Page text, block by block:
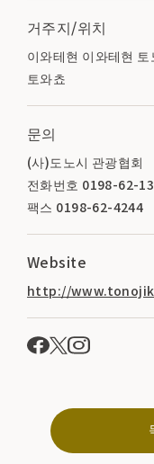
거주지/위치
이와테현 이와테현
토와쵸
문의
(사)도노시 관광협회
전화번호 0198-62-
팩스 0198-62-4244
Website
http://